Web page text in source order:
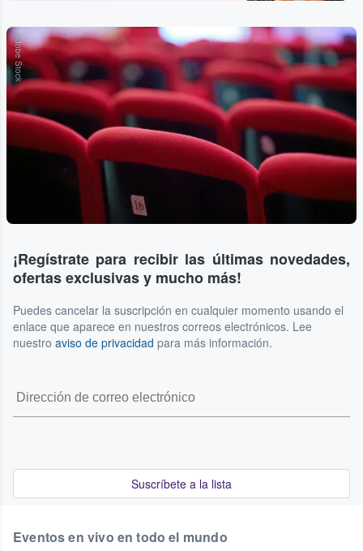
Adobe Stock
¡Regístrate para recibir las últimas novedades,
ofertas exclusivas y mucho más!
Puedes cancelar la suscripción en cualquier momento usando el
enlace que aparece en nuestros correos electrónicos. Lee
nuestro aviso de privacidad para más información.
Suscríbete a la lista
Eventos en vivo en todo el mundo